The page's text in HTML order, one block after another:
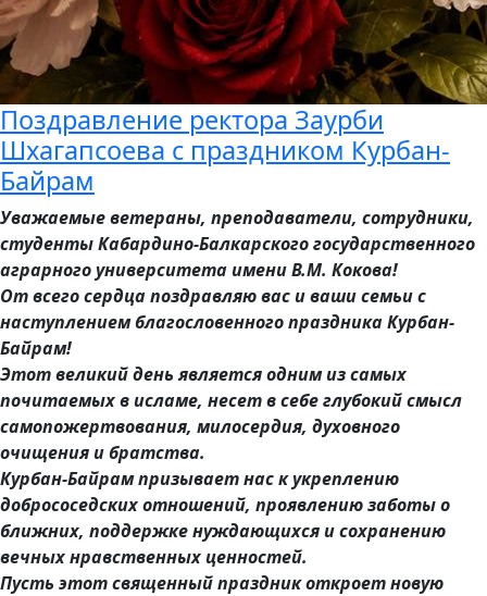
Поздравление ректора Заурби
Шхагапсоева с праздником Курбан-
Байрам
Уважаемые ветераны, преподаватели, сотрудники,
студенты Кабардино-Балкарского государственного
аграрного университета имени В.М. Кокова!
От всего сердца поздравляю вас и ваши семьи с
наступлением благословенного праздника Курбан-
Байрам!
Этот великий день является одним из самых
почитаемых в исламе, несет в себе глубокий смысл
самопожертвования, милосердия, духовного
очищения и братства.
Курбан-Байрам призывает нас к укреплению
добрососедских отношений, проявлению заботы о
ближних, поддержке нуждающихся и сохранению
вечных нравственных ценностей.
Пусть этот священный праздник откроет новую